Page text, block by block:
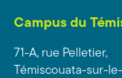
Campus du
71-A, rue Pelletier,
Témiscouata-sur-